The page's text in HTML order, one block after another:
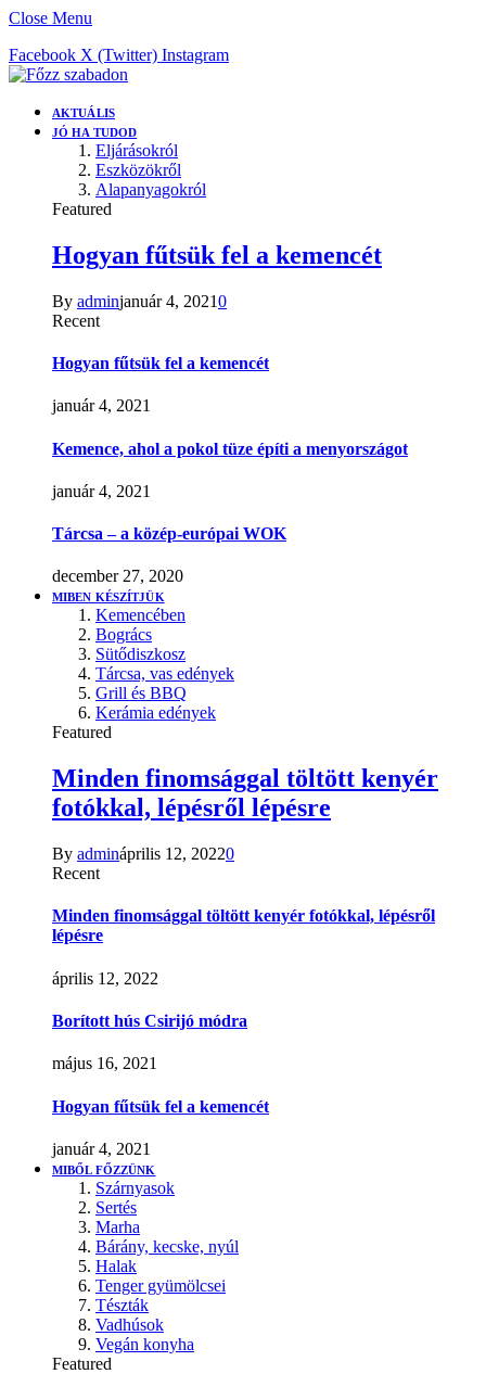
Close Menu
Facebook X (Twitter) Instagram
AKTUÁLIS
JÓ HA TUDOD
Eljárásokról
Eszközökről
Alapanyagokról
Featured
Hogyan fűtsük fel a kemencét
By adminjanuár 4, 20210
Recent
Hogyan fűtsük fel a kemencét
január 4, 2021
Kemence, ahol a pokol tüze építi a menyországot
január 4, 2021
Tárcsa – a közép-európai WOK
december 27, 2020
MIBEN KÉSZÍTJÜK
Kemencében
Bogrács
Sütődiszkosz
Tárcsa, vas edények
Grill és BBQ
Kerámia edények
Featured
Minden finomsággal töltött kenyér
fotókkal, lépésről lépésre
By admináprilis 12, 20220
Recent
Minden finomsággal töltött kenyér fotókkal, lépésről
lépésre
április 12, 2022
Borított hús Csirijó módra
május 16, 2021
Hogyan fűtsük fel a kemencét
január 4, 2021
MIBŐL FŐZZÜNK
Szárnyasok
Sertés
Marha
Bárány, kecske, nyúl
Halak
Tenger gyümölcsei
Tészták
Vadhúsok
Vegán konyha
Featured